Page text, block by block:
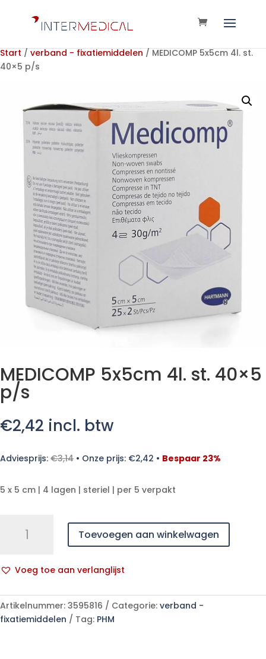
Start / verband - fixatiemiddelen / MEDICOMP 5x5cm 4l. st.
40×5 p/s
MEDICOMP 5x5cm 4l. st. 40×5
p/s
€2,42 incl. btw
Adviesprijs: €3,14 • Onze prijs: €2,42 • Bespaar 23%
5 x 5 cm | 4 lagen | steriel | per 5 verpakt
5x5cm
40x5
aantal
Toevoegen aan winkelwagen
Voeg toe aan verlanglijst
l
t
e
Artikelnummer: 3595816 Categorie: verband -
fixatiemiddelen
Tag: PHM